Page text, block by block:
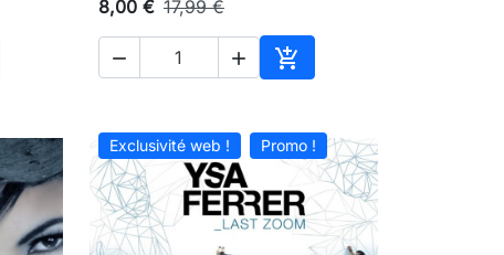
au panier
8,00 € 17,99 €
  
Ajouter au panier
Exclusivité web ! Promo !